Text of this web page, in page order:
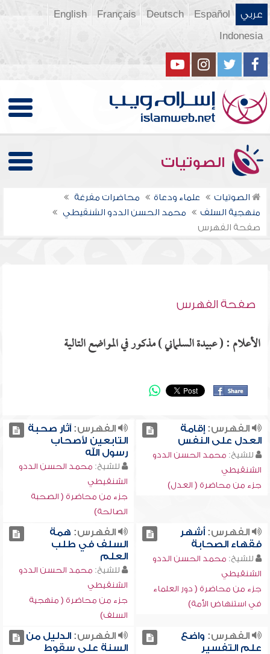
عربي Español
Deutsch
Français
English
Indonesia
الصوتيات
الصوتيات علماء ودعاة
محاضرات مفرغة
منهجية السلف
محمد الحسن الددو الشنقيطي
صفحة الفهرس
صفحة الفهرس
الأعلام : ( عبيدة السلماني ) مذكور في المواضع التالية
الفهرس:إقامة
العدل على النفس
للشيخ: محمد الحسن الددو
الشنقيطي
جزء من محاضرة ( العدل)
الفهرس:آثار صحبة
التابعين لأصحاب
رسول الله
للشيخ: محمد الحسن الددو
الشنقيطي
جزء من محاضرة ( الصحبة
الصالحة)
الفهرس:أشهر
فقهاء الصحابة
للشيخ: محمد الحسن الددو
الشنقيطي
جزء من محاضرة ( دور العلماء
في استنهاض الأمة)
الفهرس: همة
السلف في طلب
العلم
للشيخ: محمد الحسن الددو
الشنقيطي
جزء من محاضرة ( منهجية
السلف)
الفهرس: واضع
علم التفسير
الفهرس:الدليل من
السنة على سقوط